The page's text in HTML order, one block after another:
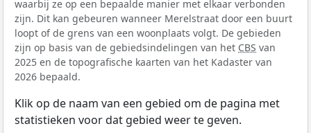
waarbij ze op een bepaalde manier met elkaar verbonden
zijn. Dit kan gebeuren wanneer Merelstraat door een buurt
loopt of de grens van een woonplaats volgt. De gebieden
zijn op basis van de gebiedsindelingen van het CBS van
2025 en de topografische kaarten van het Kadaster van
2026 bepaald.
Klik op de naam van een gebied om de pagina met
statistieken voor dat gebied weer te geven.